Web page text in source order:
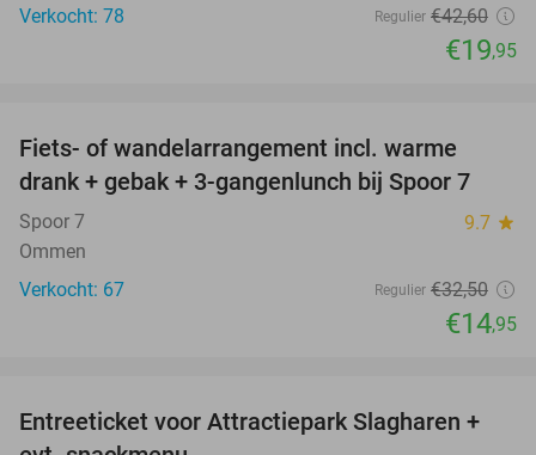
Verkocht: 78
Regulier €42,60
€19,95
Fiets- of wandelarrangement incl. warme
drank + gebak + 3-gangenlunch bij Spoor 7
Spoor 7 9.7 star
Ommen
Verkocht: 67
Regulier €32,50
€14,95
41%
Entreeticket voor Attractiepark Slagharen +